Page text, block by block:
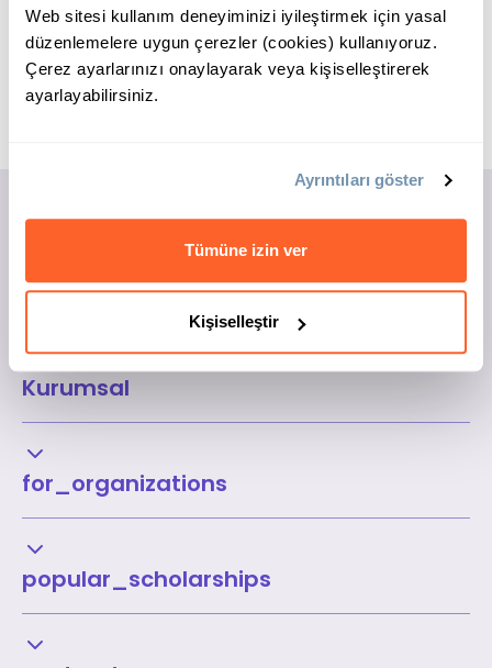
Web sitesi kullanım deneyiminizi iyileştirmek için yasal
düzenlemelere uygun çerezler (cookies) kullanıyoruz.
Çerez ayarlarınızı onaylayarak veya kişiselleştirerek
ayarlayabilirsiniz.
Ayrıntıları göster
Tümüne izin ver
Kişiselleştir
Kurumsal
for_organizations
popular_scholarships